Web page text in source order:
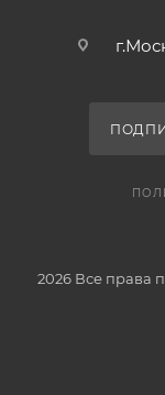
2026 Все права